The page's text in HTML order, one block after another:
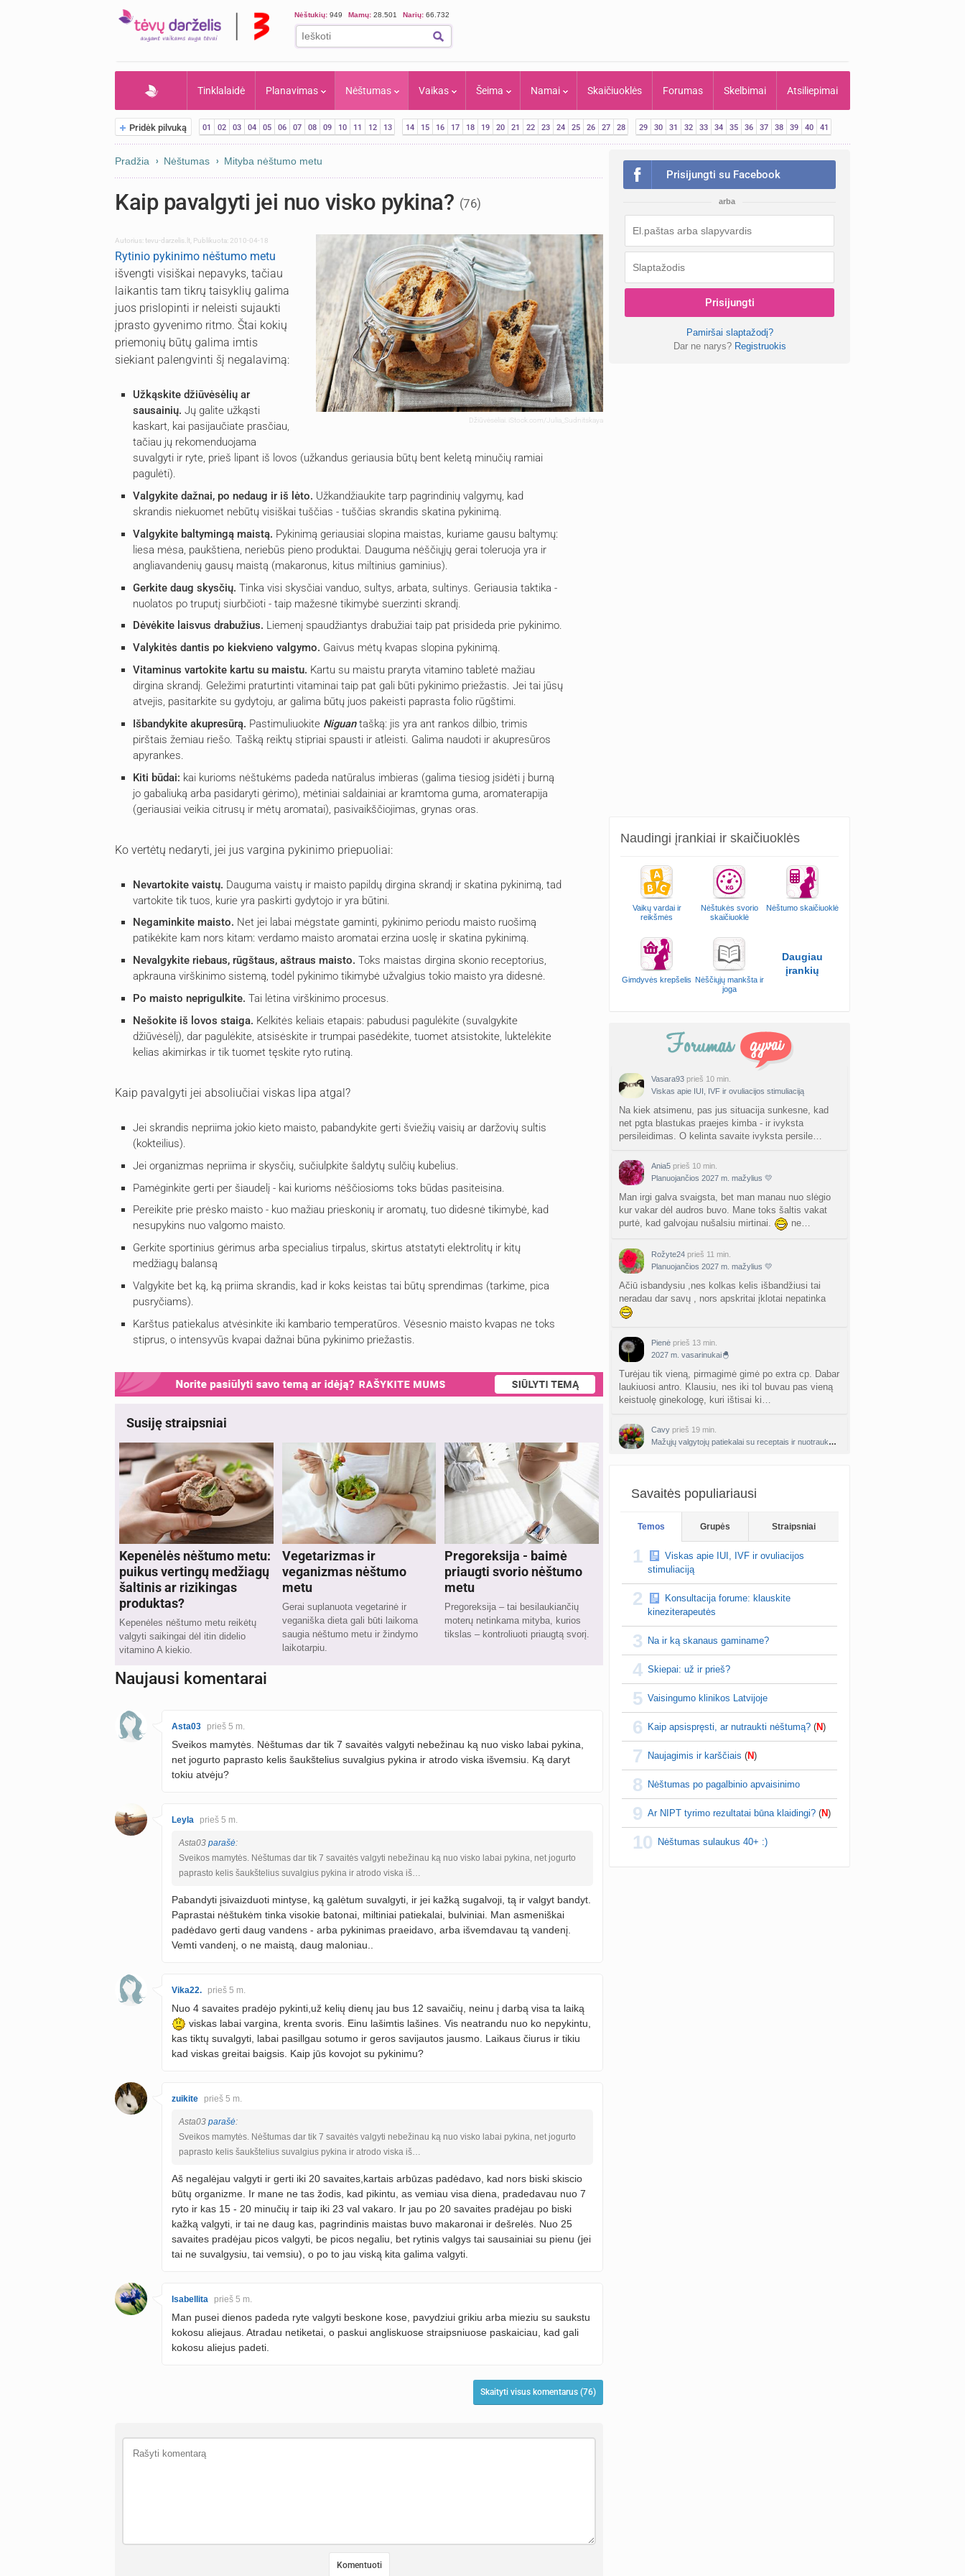
Nėštukių: 949 Mamų: 28.501 Narių: 66.732
Tinklalaidė Planavimas Nėštumas Vaikas Šeima Namai Skaičiuoklės Forumas Skelbimai Atsiliepimai
Pridėk pilvuką 01 02 03 04 05 06 07 08 09 10 11 12 13 14 15 16 17 18 19 20 21 22 23 24 25 26 27 28 29 30 31 32 33 34 35 36 37 38 39 40 41
Pradžia Nėštumas Mityba nėštumo metu
Kaip pavalgyti jei nuo visko pykina? (76)
Autorius:tevu-darzelis.lt Publikuota: 2010-04-18
Džiūvėsėliai. iStock.com/Julia_Sudnitskaya
Rytinio pykinimo nėštumo metu
išvengti visiškai nepavyks, tačiau
laikantis tam tikrų taisyklių galima
juos prislopinti ir neleisti sujaukti
įprasto gyvenimo ritmo. Štai kokių
priemonių būtų galima imtis
siekiant palengvinti šį negalavimą:
Užkąskite džiūvėsėlių ar
sausainių. Jų galite užkąsti
kaskart, kai pasijaučiate prasčiau,
tačiau jų rekomenduojama
suvalgyti ir ryte, prieš lipant iš lovos (užkandus geriausia būtų bent keletą minučių ramiai
pagulėti).
Valgykite dažnai, po nedaug ir iš lėto. Užkandžiaukite tarp pagrindinių valgymų, kad
skrandis niekuomet nebūtų visiškai tuščias - tuščias skrandis skatina pykinimą.
Valgykite baltymingą maistą. Pykinimą geriausiai slopina maistas, kuriame gausu baltymų:
liesa mėsa, paukštiena, neriebūs pieno produktai. Dauguma nėščiųjų gerai toleruoja yra ir
angliavandenių gausų maistą (makaronus, kitus miltinius gaminius).
Gerkite daug skysčių. Tinka visi skysčiai vanduo, sultys, arbata, sultinys. Geriausia taktika -
nuolatos po truputį siurbčioti - taip mažesnė tikimybė suerzinti skrandį.
Dėvėkite laisvus drabužius. Liemenį spaudžiantys drabužiai taip pat prisideda prie pykinimo.
Valykitės dantis po kiekvieno valgymo. Gaivus mėtų kvapas slopina pykinimą.
Vitaminus vartokite kartu su maistu. Kartu su maistu praryta vitamino tabletė mažiau
dirgina skrandį. Geležimi praturtinti vitaminai taip pat gali būti pykinimo priežastis. Jei tai jūsų
atvejis, pasitarkite su gydytoju, ar galima būtų juos pakeisti paprasta folio rūgštimi.
Išbandykite akupresūrą. Pastimuliuokite Niguan tašką: jis yra ant rankos dilbio, trimis
pirštais žemiau riešo. Tašką reiktų stipriai spausti ir atleisti. Galima naudoti ir akupresūros
apyrankes.
Kiti būdai: kai kurioms nėštukėms padeda natūralus imbieras (galima tiesiog įsidėti į burną
jo gabaliuką arba pasidaryti gėrimo), mėtiniai saldainiai ar kramtoma guma, aromaterapija
(geriausiai veikia citrusų ir mėtų aromatai), pasivaikščiojimas, grynas oras.
Ko vertėtų nedaryti, jei jus vargina pykinimo priepuoliai:
Nevartokite vaistų. Dauguma vaistų ir maisto papildų dirgina skrandį ir skatina pykinimą, tad
vartokite tik tuos, kurie yra paskirti gydytojo ir yra būtini.
Negaminkite maisto. Net jei labai mėgstate gaminti, pykinimo periodu maisto ruošimą
patikėkite kam nors kitam: verdamo maisto aromatai erzina uoslę ir skatina pykinimą.
Nevalgykite riebaus, rūgštaus, aštraus maisto. Toks maistas dirgina skonio receptorius,
apkrauna virškinimo sistemą, todėl pykinimo tikimybė užvalgius tokio maisto yra didesnė.
Po maisto neprigulkite. Tai lėtina virškinimo procesus.
Nešokite iš lovos staiga. Kelkitės keliais etapais: pabudusi pagulėkite (suvalgykite
džiūvėsėlį), dar pagulėkite, atsisėskite ir trumpai pasėdėkite, tuomet atsistokite, luktelėkite
kelias akimirkas ir tik tuomet tęskite ryto rutiną.
Kaip pavalgyti jei absoliučiai viskas lipa atgal?
Jei skrandis nepriima jokio kieto maisto, pabandykite gerti šviežių vaisių ar daržovių sultis
(kokteilius).
Jei organizmas nepriima ir skysčių, sučiulpkite šaldytų sulčių kubelius.
Pamėginkite gerti per šiaudelį - kai kurioms nėščiosioms toks būdas pasiteisina.
Pereikite prie prėsko maisto - kuo mažiau prieskonių ir aromatų, tuo didesnė tikimybė, kad
nesupykins nuo valgomo maisto.
Gerkite sportinius gėrimus arba specialius tirpalus, skirtus atstatyti elektrolitų ir kitų
medžiagų balansą
Valgykite bet ką, ką priima skrandis, kad ir koks keistas tai būtų sprendimas (tarkime, pica
pusryčiams).
Karštus patiekalus atvėsinkite iki kambario temperatūros. Vėsesnio maisto kvapas ne toks
stiprus, o intensyvūs kvapai dažnai būna pykinimo priežastis.
Susiję straipsniai
Kepenėlės nėštumo metu:
puikus vertingų medžiagų
šaltinis ar rizikingas
produktas?
Kepenėles nėštumo metu reikėtų
valgyti saikingai dėl itin didelio
vitamino A kiekio.
Vegetarizmas ir
veganizmas nėštumo
metu
Gerai suplanuota vegetarinė ir
veganiška dieta gali būti laikoma
saugia nėštumo metu ir žindymo
laikotarpiu.
Pregoreksija - baimė
priaugti svorio nėštumo
metu
Pregoreksija – tai besilaukiančių
moterų netinkama mityba, kurios
tikslas – kontroliuoti priaugtą svorį.
Naujausi komentarai
Asta03 prieš 5 m.
Sveikos mamytės. Nėštumas dar tik 7 savaitės valgyti nebežinau ką nuo visko labai pykina,
net jogurto paprasto kelis šaukštelius suvalgius pykina ir atrodo viska išvemsiu. Ką daryt
tokiu atvėju?
Leyla prieš 5 m.
Asta03 parašė:
Sveikos mamytės. Nėštumas dar tik 7 savaitės valgyti nebežinau ką nuo visko labai pykina, net jogurto
paprasto kelis šaukštelius suvalgius pykina ir atrodo viska iš…
Pabandyti įsivaizduoti mintyse, ką galėtum suvalgyti, ir jei kažką sugalvoji, tą ir valgyt bandyt.
Paprastai nėštukėm tinka visokie batonai, miltiniai patiekalai, bulviniai. Man asmeniškai
padėdavo gerti daug vandens - arba pykinimas praeidavo, arba išvemdavau tą vandenį.
Vemti vandenį, o ne maistą, daug maloniau..
Vika22. prieš 5 m.
Nuo 4 savaites pradėjo pykinti,už kelių dienų jau bus 12 savaičių, neinu į darbą visa ta laiką
viskas labai vargina, krenta svoris. Einu lašimtis lašines. Vis neatrandu nuo ko nepykintu,
kas tiktų suvalgyti, labai pasillgau sotumo ir geros savijautos jausmo. Laikaus čiurus ir tikiu
kad viskas greitai baigsis. Kaip jūs kovojot su pykinimu?
zuikite prieš 5 m.
Asta03 parašė:
Sveikos mamytės. Nėštumas dar tik 7 savaitės valgyti nebežinau ką nuo visko labai pykina, net jogurto
paprasto kelis šaukštelius suvalgius pykina ir atrodo viska iš…
Aš negalėjau valgyti ir gerti iki 20 savaites,kartais arbūzas padėdavo, kad nors biski skiscio
būtų organizme. Ir mane ne tas žodis, kad pikintu, as vemiau visa diena, pradedavau nuo 7
ryto ir kas 15 - 20 minučių ir taip iki 23 val vakaro. Ir jau po 20 savaites pradėjau po biski
kažką valgyti, ir tai ne daug kas, pagrindinis maistas buvo makaronai ir dešrelės. Nuo 25
savaites pradėjau picos valgyti, be picos negaliu, bet rytinis valgys tai sausainiai su pienu (jei
tai ne suvalgysiu, tai vemsiu), o po to jau viską kita galima valgyti.
Isabellita prieš 5 m.
Man pusei dienos padeda ryte valgyti beskone kose, pavydziui grikiu arba mieziu su saukstu
kokosu aliejaus. Atradau netiketai, o paskui angliskuose straipsniuose paskaiciau, kad gali
kokosu aliejus padeti.
Skaityti visus komentarus (76)
Prisijungti su Facebook
arba
Prisijungti
Pamiršai slaptažodį?
Dar ne narys? Registruokis
Naudingi įrankiai ir skaičiuoklės
Vaikų vardai ir
reikšmės
Nėštukės svorio
skaičiuoklė
Nėštumo skaičiuoklė
Gimdyvės krepšelis Nėščiųjų mankšta ir
joga
Daugiau
įrankių
Vasara93 prieš 10 min.
Viskas apie IUI, IVF ir ovuliacijos stimuliaciją
Na kiek atsimenu, pas jus situacija sunkesne, kad
net pgta blastukas praejes kimba - ir ivyksta
persileidimas. O kelinta savaite ivyksta persile…
Ania5 prieš 10 min.
Planuojančios 2027 m. mažylius 💛
Man irgi galva svaigsta, bet man manau nuo slėgio
kur vakar dėl audros buvo. Mane toks šaltis vakat
purtė, kad galvojau nušalsiu mirtinai.
ne…
Rožyte24 prieš 11 min.
Planuojančios 2027 m. mažylius 💛
Ačiū isbandysiu ,nes kolkas kelis išbandžiusi tai
neradau dar savų , nors apskritai įklotai nepatinka
Pienė prieš 13 min.
2027 m. vasarinukai🐣
Turėjau tik vieną, pirmagimė gimė po extra cp. Dabar
laukiuosi antro. Klausiu, nes iki tol buvau pas vieną
keistuolę ginekologę, kuri ištisai ki…
Cavy prieš 19 min.
Mažųjų valgytojų patiekalai su receptais ir nuotraukomis
Her997 prieš 32 min.
Planuojančios 2027 m. mažylius 💛
Man nesimato.. bet kaip sakiau jau pries tai reiktu
isardzius testa fotkinti, be stikliuko geriau matosi ;)
Savaitės populiariausi
Temos Grupės Straipsniai
1
Viskas apie IUI, IVF ir ovuliacijos
stimuliaciją
2
Konsultacija forume: klauskite
kineziterapeutės
3 Na ir ką skanaus gaminame?
4 Skiepai: už ir prieš?
5 Vaisingumo klinikos Latvijoje
6 Kaip apsispręsti, ar nutraukti nėštumą? (N)
7 Naujagimis ir karščiais (N)
8 Nėštumas po pagalbinio apvaisinimo
9 Ar NIPT tyrimo rezultatai būna klaidingi? (N)
10 Nėštumas sulaukus 40+ :)